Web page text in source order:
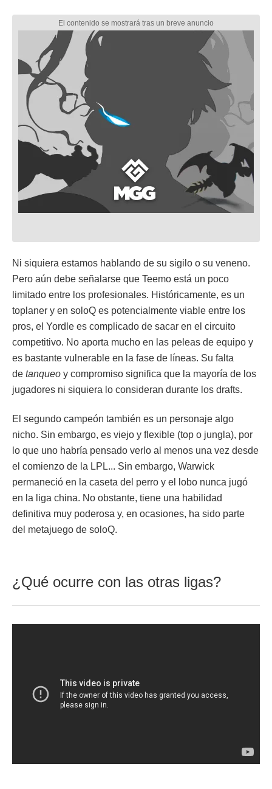
Ni siquiera estamos hablando de su sigilo o su veneno.
Pero aún debe señalarse que Teemo está un poco
limitado entre los profesionales. Históricamente, es un
toplaner y en soloQ es potencialmente viable entre los
pros, el Yordle es complicado de sacar en el circuito
competitivo. No aporta mucho en las peleas de equipo y
es bastante vulnerable en la fase de líneas. Su falta
de tanqueo y compromiso significa que la mayoría de los
jugadores ni siquiera lo consideran durante los drafts.
El segundo campeón también es un personaje algo
nicho. Sin embargo, es viejo y flexible (top o jungla), por
lo que uno habría pensado verlo al menos una vez desde
el comienzo de la LPL... Sin embargo, Warwick
permaneció en la caseta del perro y el lobo nunca jugó
en la liga china. No obstante, tiene una habilidad
definitiva muy poderosa y, en ocasiones, ha sido parte
del metajuego de soloQ.
¿Qué ocurre con las otras ligas?